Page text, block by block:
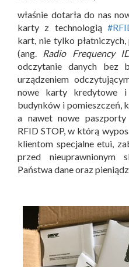
właśnie dotarła do nas
karty z technologią
kart, nie tylko
(ang. Radio Frequency
odczytanie danych bez
urządzeniem
nowe karty kredytowe i
budynków i pomieszczeń,
a nawet nowe paszporty
RFID STOP, w którą
klientom specjalne etui,
przed nieuprawnionym
Państwa dane oraz